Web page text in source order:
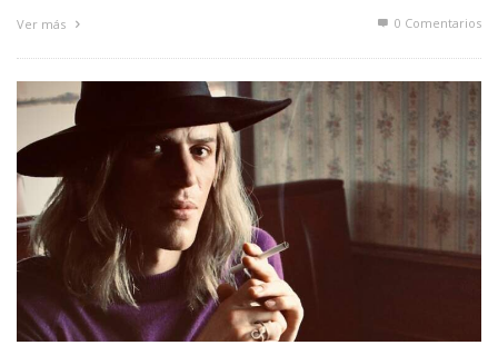
Ver más 0 Comentarios